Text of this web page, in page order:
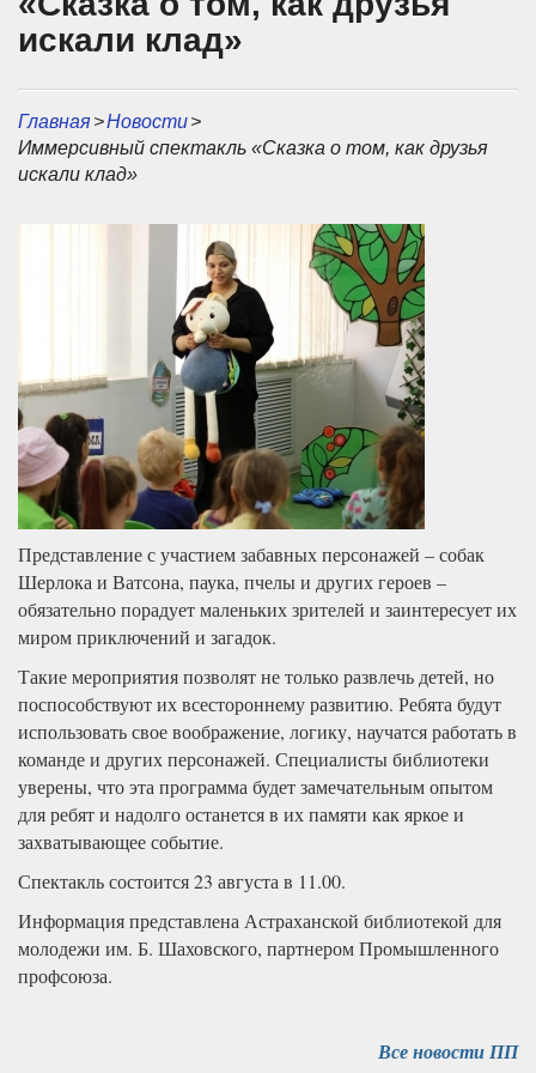
искали клад»
Главная>Новости>
Иммерсивный спектакль «Сказка о том, как друзья
искали клад»
Представление с участием забавных персонажей – собак
Шерлока и Ватсона, паука, пчелы и других героев –
обязательно порадует маленьких зрителей и заинтересует их
миром приключений и загадок.
Такие мероприятия позволят не только развлечь детей, но
поспособствуют их всестороннему развитию. Ребята будут
использовать свое воображение, логику, научатся работать в
команде и других персонажей. Специалисты библиотеки
уверены, что эта программа будет замечательным опытом
для ребят и надолго останется в их памяти как яркое и
захватывающее событие.
Спектакль состоится 23 августа в 11.00.
Информация представлена Астраханской библиотекой для
молодежи им. Б. Шаховского, партнером Промышленного
профсоюза.
Все новости ПП